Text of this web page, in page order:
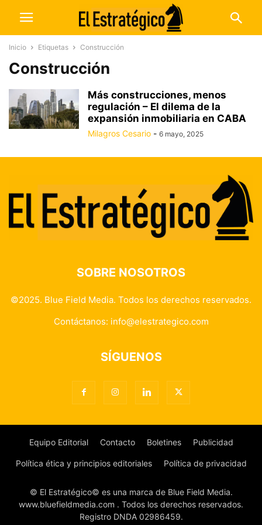
Inicio Etiquetas Construcción
Construcción
Más construcciones, menos
regulación – El dilema de la
expansión inmobiliaria en CABA
Milagros Cesario - 6 mayo, 2025
SOBRE NOSOTROS
©2025. Blue Field Media. Todos los derechos reservados.
Contáctanos: info@elestrategico.com
SÍGUENOS
Equipo Editorial Contacto Boletines Publicidad
Política ética y principios editoriales Política de privacidad
© El Estratégico© es una marca de Blue Field Media.
www.bluefieldmedia.com . Todos los derechos reservados.
Registro DNDA 02986459.